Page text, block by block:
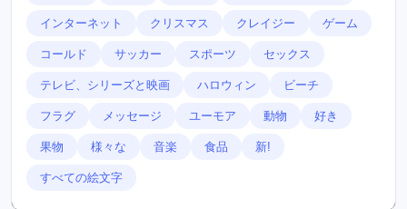
インターネット クリスマス クレイジー ゲーム
コールド サッカー スポーツ セックス
テレビ、シリーズと映画 ハロウィン ビーチ
フラグ メッセージ ユーモア 動物 好き
果物 様々な 音楽 食品 新!
すべての絵文字